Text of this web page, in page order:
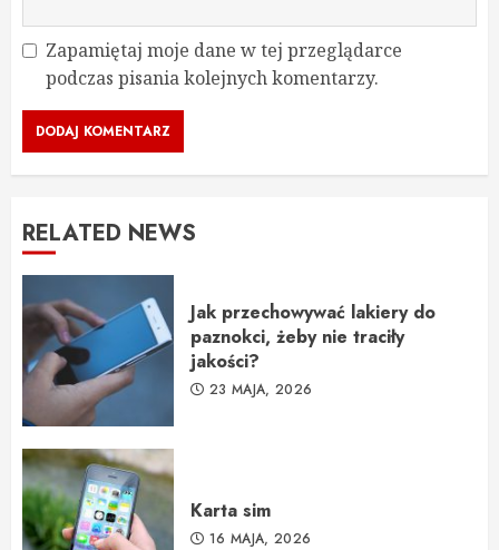
Zapamiętaj moje dane w tej przeglądarce
podczas pisania kolejnych komentarzy.
RELATED NEWS
Jak przechowywać lakiery do
paznokci, żeby nie traciły
jakości?
23 MAJA, 2026
Karta sim
16 MAJA, 2026